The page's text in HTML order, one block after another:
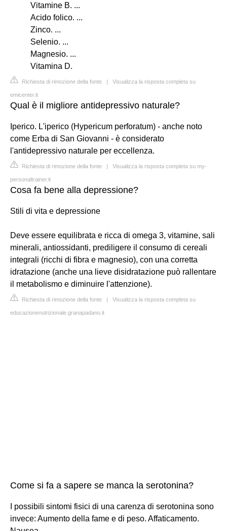
Vitamine B. ...
Acido folico. ...
Zinco. ...
Selenio. ...
Magnesio. ...
Vitamina D.
Richiesta di rimozione della fonte | Visualizza la risposta completa su
emicenter.it
Qual è il migliore antidepressivo naturale?
Iperico. L'iperico (Hypericum perforatum) - anche noto
come Erba di San Giovanni - è considerato
l'antidepressivo naturale per eccellenza.
Richiesta di rimozione della fonte | Visualizza la risposta completa su my-
personaltrainer.it
Cosa fa bene alla depressione?
Stili di vita e depressione
Deve essere equilibrata e ricca di omega 3, vitamine, sali
minerali, antiossidanti, prediligere il consumo di cereali
integrali (ricchi di fibra e magnesio), con una corretta
idratazione (anche una lieve disidratazione può rallentare
il metabolismo e diminuire l'attenzione).
Richiesta di rimozione della fonte | Visualizza la risposta completa su
educazionenutrizionale.granapadano.it
Come si fa a sapere se manca la serotonina?
I possibili sintomi fisici di una carenza di serotonina sono
invece: Aumento della fame e di peso. Affaticamento.